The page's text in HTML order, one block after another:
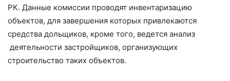
РК. Данные комиссии проводят инвентаризацию
объектов, для завершения которых привлекаются
средства дольщиков, кроме того, ведется анализ
деятельности застройщиков, организующих
строительство таких объектов.